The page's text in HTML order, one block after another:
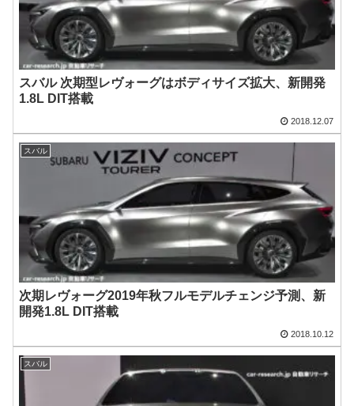
スバル 次期型レヴォーグはボディサイズ拡大、新開発
1.8L DIT搭載
2018.12.07
スバル
次期レヴォーグ2019年秋フルモデルチェンジ予測、新
開発1.8L DIT搭載
2018.10.12
スバル